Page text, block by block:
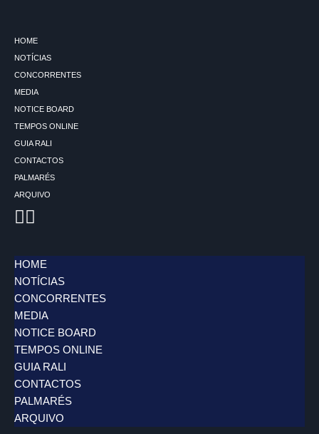
Avançar
para
o
conteúdo
HOME
NOTÍCIAS
CONCORRENTES
MEDIA
NOTICE BOARD
TEMPOS ONLINE
GUIA RALI
CONTACTOS
PALMARÉS
ARQUIVO
HOME
NOTÍCIAS
CONCORRENTES
MEDIA
NOTICE BOARD
TEMPOS ONLINE
GUIA RALI
CONTACTOS
PALMARÉS
ARQUIVO